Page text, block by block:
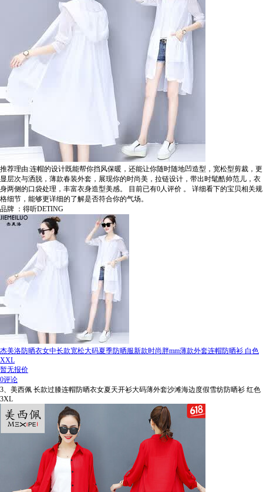
推荐理由:连帽的设计既能帮你挡风保暖，还能让你随时随地凹造型，宽松型剪裁，更
显层次与洒脱，薄款春装外套，展现你的时尚美，拉链设计，带出时髦酷帅范儿，衣
身两侧的口袋处理，丰富衣身造型美感。
目前已有0人评价 。
详细看下的宝贝相关规
格细节，能够更详细的了解是否符合你的气场。
品牌 ：得听DETING
杰美洛防晒衣女中长款宽松大码夏季防晒服新款时尚胖mm薄款外套连帽防晒衫 白色
XXL
暂无报价
0评论
3、美西佩 长款过膝连帽防晒衣女夏天开衫大码薄外套沙滩海边度假雪纺防晒衫 红色
3XL